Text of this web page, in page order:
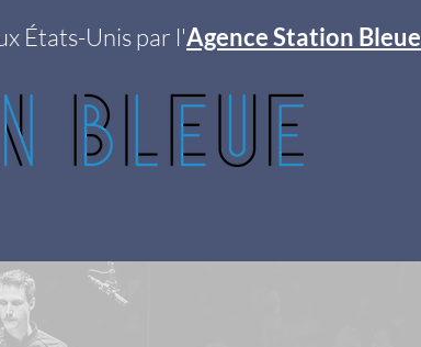
États-Unis par l'Agence Station Bleue